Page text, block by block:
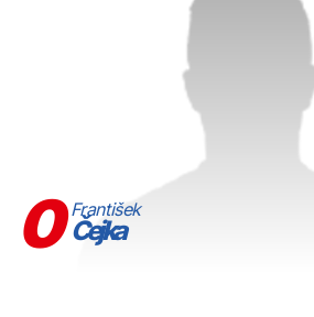
0 František
Čejka